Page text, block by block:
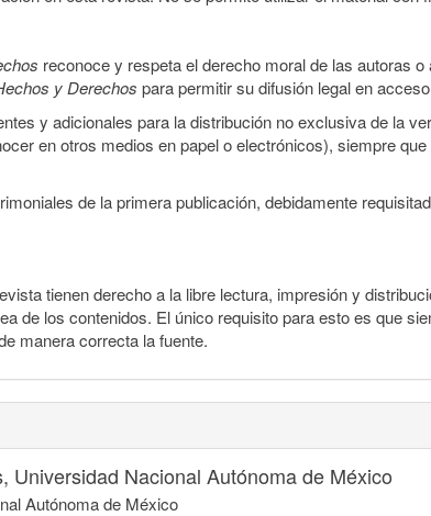
reconoce y respeta el derecho moral de las autoras
y Derechos para permitir su difusión legal en
y adicionales para la distribución no exclusiva de la
en otros medios en papel o electrónicos), siempre
de la primera publicación, debidamente
tienen derecho a la libre lectura, impresión y
de los contenidos. El único requisito para esto es que
manera correcta la fuente.
Universidad Nacional Autónoma de México
Autónoma de México